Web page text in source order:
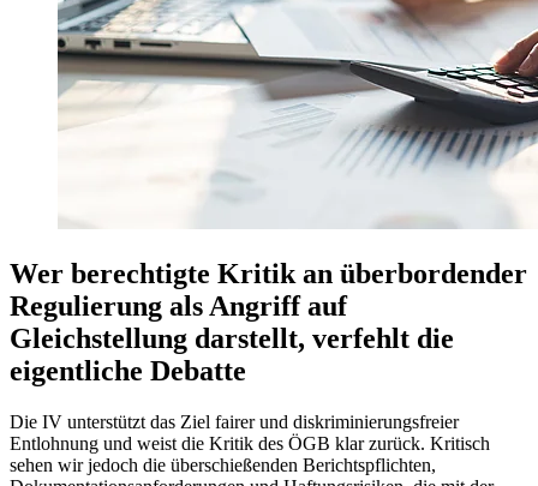
Wer berechtigte Kritik an überbordender
Regulierung als Angriff auf
Gleichstellung darstellt, verfehlt die
eigentliche Debatte
Die IV unterstützt das Ziel fairer und diskriminierungsfreier
Entlohnung und weist die Kritik des ÖGB klar zurück. Kritisch
sehen wir jedoch die überschießenden Berichtspflichten,